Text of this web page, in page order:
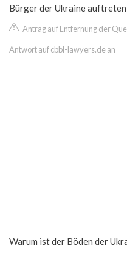
Bürger der Ukraine
Antrag auf Entfernung der
Antwort auf cbbl-lawyers.de an
Warum ist der Böden der